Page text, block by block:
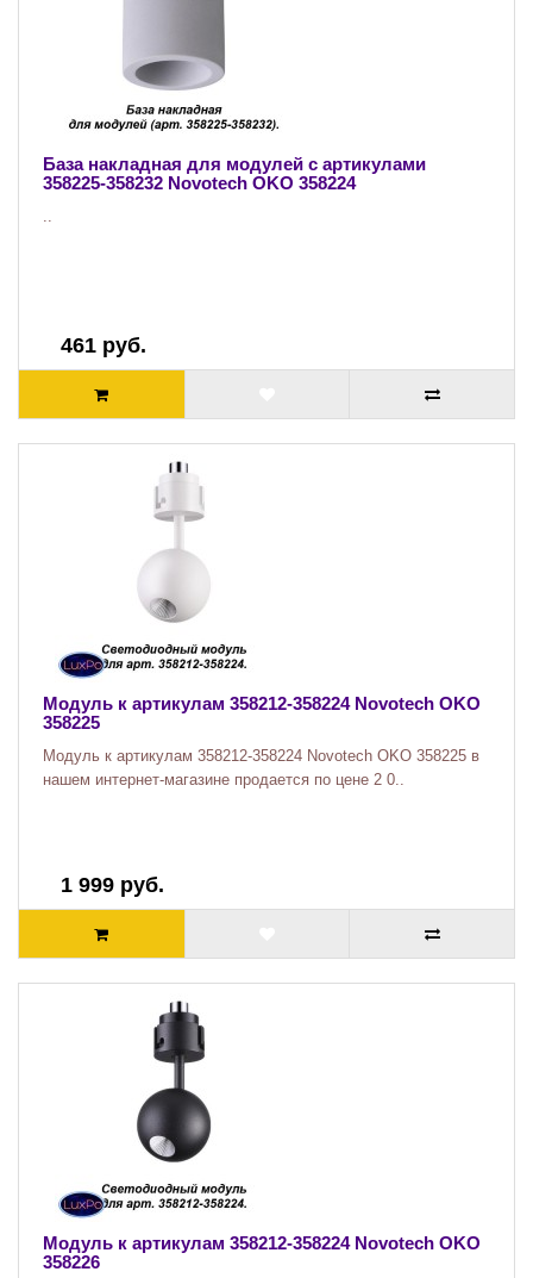
База накладная для модулей с артикулами
358225-358232 Novotech OKO 358224
..
461 руб.
Модуль к артикулам 358212-358224 Novotech OKO
358225
Модуль к артикулам 358212-358224 Novotech OKO 358225 в
нашем интернет-магазине продается по цене 2 0..
1 999 руб.
Модуль к артикулам 358212-358224 Novotech OKO
358226